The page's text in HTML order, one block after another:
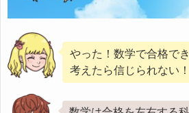
やった！数学で合格で
考えたら信じられない！